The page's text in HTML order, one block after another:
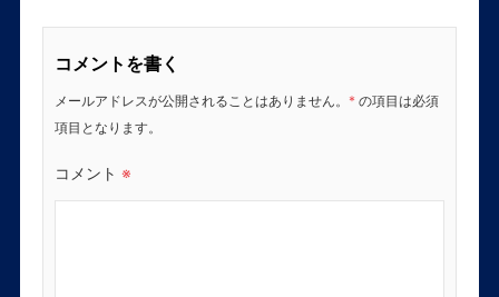
コメントを書く
メールアドレスが公開されることはありません。 * の項目は必須
項目となります。
コメント ※